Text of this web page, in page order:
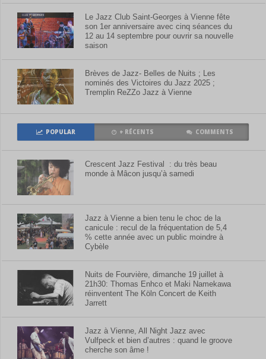
Le Jazz Club Saint-Georges à Vienne fête
son 1er anniversaire avec cinq séances du
12 au 14 septembre pour ouvrir sa nouvelle
saison
Brèves de Jazz- Belles de Nuits ; Les
nominés des Victoires du Jazz 2025 ;
Tremplin ReZZo Jazz à Vienne
POPULAR + RÉCENTS COMMENTS
Crescent Jazz Festival : du très beau
monde à Mâcon jusqu’à samedi
Jazz à Vienne a bien tenu le choc de la
canicule : recul de la fréquentation de 5,4
% cette année avec un public moindre à
Cybèle
Nuits de Fourvière, dimanche 19 juillet à
21h30: Thomas Enhco et Maki Namekawa
réinventent The Köln Concert de Keith
Jarrett
Jazz à Vienne, All Night Jazz avec
Vulfpeck et bien d’autres : quand le groove
cherche son âme !